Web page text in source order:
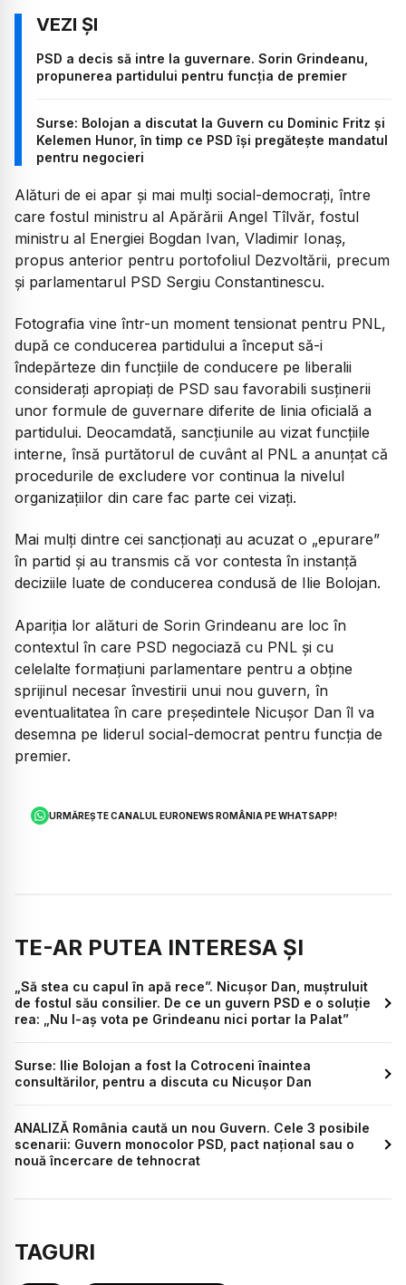
PSD a decis să intre la guvernare. Sorin Grindeanu,
propunerea partidului pentru funcția de premier
Surse: Bolojan a discutat la Guvern cu Dominic Fritz și
Kelemen Hunor, în timp ce PSD își pregătește mandatul
pentru negocieri
Alături de ei apar și mai mulți social-democrați, între
care fostul ministru al Apărării Angel Tîlvăr, fostul
ministru al Energiei Bogdan Ivan, Vladimir Ionaș,
propus anterior pentru portofoliul Dezvoltării, precum
și parlamentarul PSD Sergiu Constantinescu.
Fotografia vine într-un moment tensionat pentru PNL,
după ce conducerea partidului a început să-i
îndepărteze din funcțiile de conducere pe liberalii
considerați apropiați de PSD sau favorabili susținerii
unor formule de guvernare diferite de linia oficială a
partidului. Deocamdată, sancțiunile au vizat funcțiile
interne, însă purtătorul de cuvânt al PNL a anunțat că
procedurile de excludere vor continua la nivelul
organizațiilor din care fac parte cei vizați.
Mai mulți dintre cei sancționați au acuzat o „epurare”
în partid și au transmis că vor contesta în instanță
deciziile luate de conducerea condusă de Ilie Bolojan.
Apariția lor alături de Sorin Grindeanu are loc în
contextul în care PSD negociază cu PNL și cu
celelalte formațiuni parlamentare pentru a obține
sprijinul necesar învestirii unui nou guvern, în
eventualitatea în care președintele Nicușor Dan îl va
desemna pe liderul social-democrat pentru funcția de
premier.
URMĂREȘTE CANALUL EURONEWS ROMÂNIA PE WHATSAPP!
TE-AR PUTEA INTERESA ȘI
„Să stea cu capul în apă rece”. Nicușor Dan, muștruluit
de fostul său consilier. De ce un guvern PSD e o soluție
rea: „Nu l-aș vota pe Grindeanu nici portar la Palat”
Surse: Ilie Bolojan a fost la Cotroceni înaintea
consultărilor, pentru a discuta cu Nicușor Dan
ANALIZĂ România caută un nou Guvern. Cele 3 posibile
scenarii: Guvern monocolor PSD, pact național sau o
nouă încercare de tehnocrat
TAGURI